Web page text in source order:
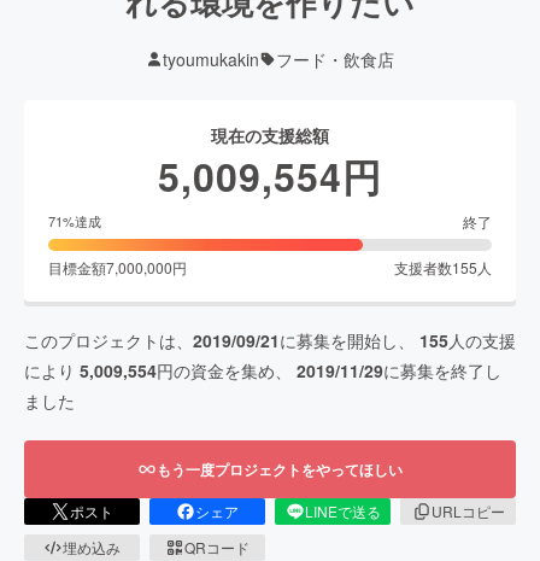
tyoumukakin フード・飲食店
現在の支援総額
5,009,554円
71%達成 終了
目標金額7,000,000円 支援者数155 人
このプロジェクトは、 2019/09/21に募集を開始し、 155人の支援
により 5,009,554円の資金を集め、 2019/11/29に募集を終了し
ました
もう一度プロジェクトをやってほしい
ポスト シェア LINEで送る
URLコピー
埋め込み
QRコード